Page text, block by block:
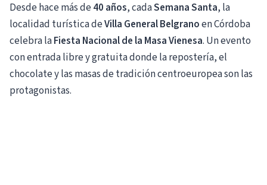
Desde hace más de40 años, cadaSemana Santa, la
localidad turística deVilla General Belgranoen Córdoba
celebra laFiesta Nacional de la Masa Vienesa. Un evento
con entrada libre y gratuita donde la repostería, el
chocolate y las masas de tradición centroeuropea son las
protagonistas.